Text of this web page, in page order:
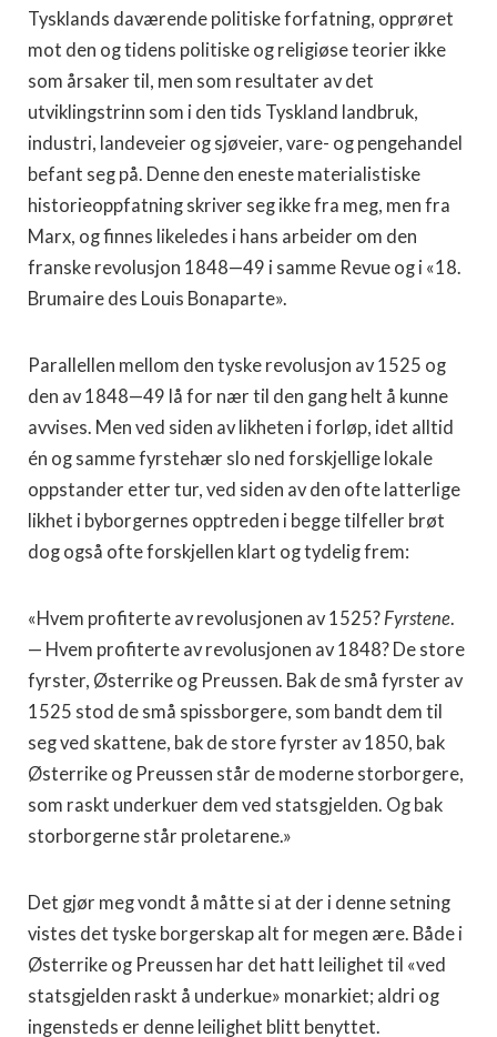
Tysklands daværende politiske forfatning, opprøret
mot den og tidens politiske og religiøse teorier ikke
som årsaker til, men som resultater av det
utviklingstrinn som i den tids Tyskland landbruk,
industri, landeveier og sjøveier, vare- og pengehandel
befant seg på. Denne den eneste materialistiske
historieoppfatning skriver seg ikke fra meg, men fra
Marx, og finnes likeledes i hans arbeider om den
franske revolusjon 1848—49 i samme Revue og i «18.
Brumaire des Louis Bonaparte».
Parallellen mellom den tyske revolusjon av 1525 og
den av 1848—49 lå for nær til den gang helt å kunne
avvises. Men ved siden av likheten i forløp, idet alltid
én og samme fyrstehær slo ned forskjellige lokale
oppstander etter tur, ved siden av den ofte latterlige
likhet i byborgernes opptreden i begge tilfeller brøt
dog også ofte forskjellen klart og tydelig frem:
«Hvem profiterte av revolusjonen av 1525? Fyrstene.
— Hvem profiterte av revolusjonen av 1848? De store
fyrster, Østerrike og Preussen. Bak de små fyrster av
1525 stod de små spissborgere, som bandt dem til
seg ved skattene, bak de store fyrster av 1850, bak
Østerrike og Preussen står de moderne storborgere,
som raskt underkuer dem ved statsgjelden. Og bak
storborgerne står proletarene.»
Det gjør meg vondt å måtte si at der i denne setning
vistes det tyske borgerskap alt for megen ære. Både i
Østerrike og Preussen har det hatt leilighet til «ved
statsgjelden raskt å underkue» monarkiet; aldri og
ingensteds er denne leilighet blitt benyttet.